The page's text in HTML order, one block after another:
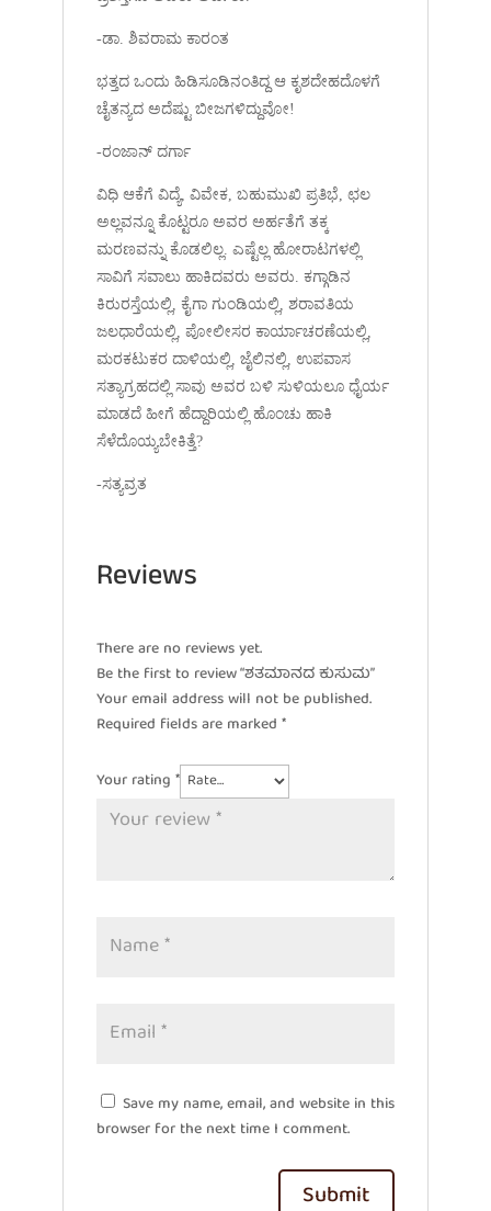
-ಡಾ. ಶಿವರಾಮ ಕಾರಂತ
ಭತ್ತದ ಒಂದು ಹಿಡಿಸೂಡಿನಂತಿದ್ದ ಆ ಕೃಶದೇಹದೊಳಗೆ
ಚೈತನ್ಯದ ಅದೆಷ್ಟು ಬೀಜಗಳಿದ್ದುವೋ!
-ರಂಜಾನ್ ದರ್ಗಾ
ವಿಧಿ ಆಕೆಗೆ ವಿದ್ಯೆ, ವಿವೇಕ, ಬಹುಮುಖಿ ಪ್ರತಿಭೆ, ಛಲ
ಅಲ್ಲವನ್ನೂ ಕೊಟ್ಟರೂ ಅವರ ಅರ್ಹತೆಗೆ ತಕ್ಕ
ಮರಣವನ್ನು ಕೊಡಲಿಲ್ಲ. ಎಷ್ಟೆಲ್ಲ ಹೋರಾಟಗಳಲ್ಲಿ
ಸಾವಿಗೆ ಸವಾಲು ಹಾಕಿದವರು ಅವರು. ಕಗ್ಗಾಡಿನ
ಕಿರುರಸ್ತೆಯಲ್ಲಿ, ಕೈಗಾ ಗುಂಡಿಯಲ್ಲಿ, ಶರಾವತಿಯ
ಜಲಧಾರೆಯಲ್ಲಿ, ಪೋಲೀಸರ ಕಾರ್ಯಾಚರಣೆಯಲ್ಲಿ,
ಮರಕಟುಕರ ದಾಳಿಯಲ್ಲಿ, ಜೈಲಿನಲ್ಲಿ, ಉಪವಾಸ
ಸತ್ಯಾಗ್ರಹದಲ್ಲಿ ಸಾವು ಅವರ ಬಳಿ ಸುಳಿಯಲೂ ಧೈರ್ಯ
ಮಾಡದೆ ಹೀಗೆ ಹೆದ್ದಾರಿಯಲ್ಲಿ ಹೊಂಚು ಹಾಕಿ
ಸೆಳೆದೊಯ್ಯಬೇಕಿತ್ತೆ?
-ಸತ್ಯವ್ರತ
Reviews
There are no reviews yet.
Be the first to review “ಶತಮಾನದ ಕುಸುಮ”
Your email address will not be published.
Required fields are marked *
Your rating *
Save my name, email, and website in this
browser for the next time I comment.